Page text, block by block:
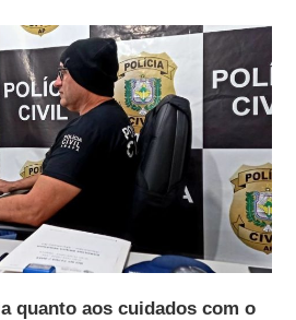
quanto aos cuidados com o